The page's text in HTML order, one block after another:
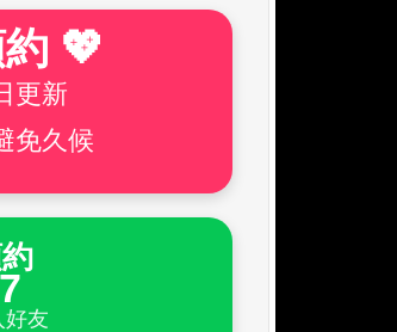
💖
更新
免久候
好友